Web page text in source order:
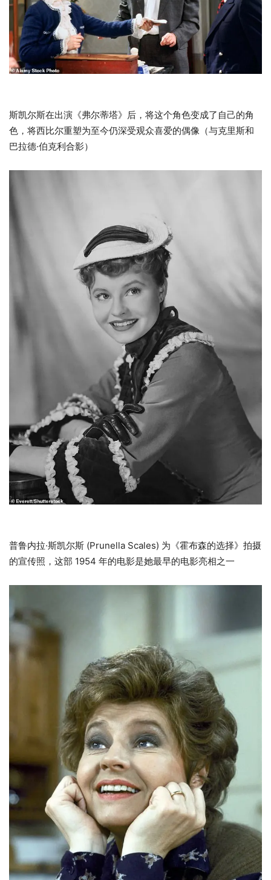
斯凯尔斯在出演《弗尔蒂塔》后，将这个角色变成了自己的角
色，将西比尔重塑为至今仍深受观众喜爱的偶像（与克里斯和
巴拉德·伯克利合影）
普鲁内拉·斯凯尔斯 (Prunella Scales) 为《霍布森的选择》拍摄
的宣传照，这部 1954 年的电影是她最早的电影亮相之一